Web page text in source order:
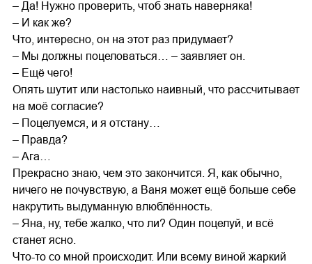
– Да! Нужно проверить, чтоб знать наверняка!
– И как же?
Что, интересно, он на этот раз придумает?
– Мы должны поцеловаться… – заявляет он.
– Ещё чего!
Опять шутит или настолько наивный, что рассчитывает
на моё согласие?
– Поцелуемся, и я отстану…
– Правда?
– Ага…
Прекрасно знаю, чем это закончится. Я, как обычно,
ничего не почувствую, а Ваня может ещё больше себе
накрутить выдуманную влюблённость.
– Яна, ну, тебе жалко, что ли? Один поцелуй, и всё
станет ясно.
Что-то со мной происходит. Или всему виной жаркий